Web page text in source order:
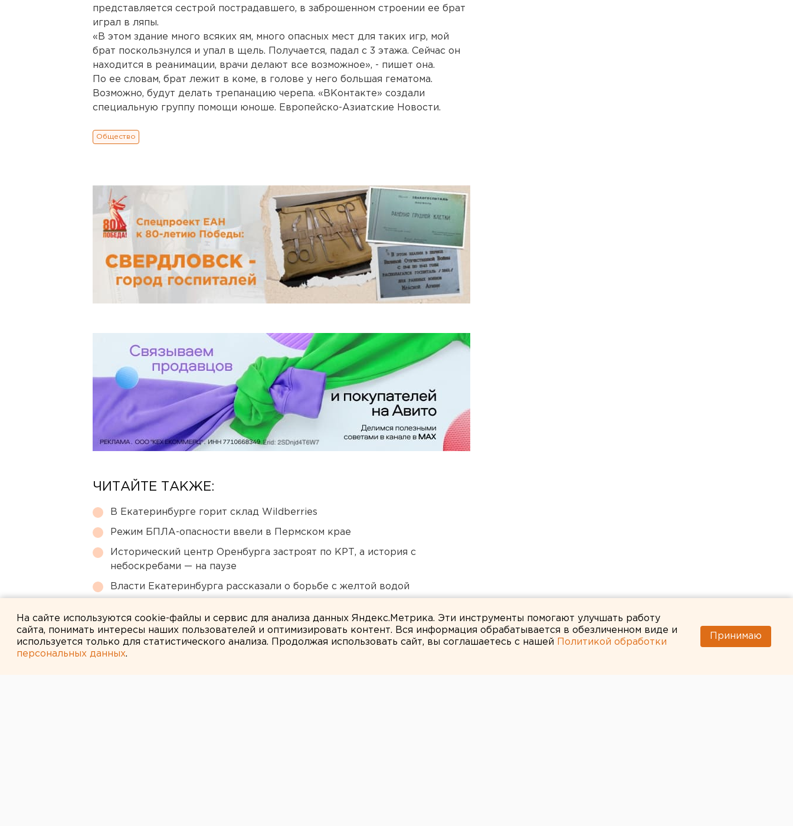
представляется сестрой пострадавшего, в заброшенном строении ее брат
играл в ляпы.
«В этом здание много всяких ям, много опасных мест для таких игр, мой
брат поскользнулся и упал в щель. Получается, падал с 3 этажа. Сейчас он
находится в реанимации, врачи делают все возможное», - пишет она.
По ее словам, брат лежит в коме, в голове у него большая гематома.
Возможно, будут делать трепанацию черепа. «ВКонтакте» создали
специальную группу помощи юноше. Европейско-Азиатские Новости.
Общество
ЧИТАЙТЕ ТАКЖЕ:
В Екатеринбурге горит склад Wildberries
Режим БПЛА-опасности ввели в Пермском крае
Исторический центр Оренбурга застроят по КРТ, а история с
небоскребами — на паузе
Власти Екатеринбурга рассказали о борьбе с желтой водой
На сайте используются cookie-файлы и сервис для анализа данных Яндекс.Метрика. Эти инструменты помогают улучшать работу
сайта, понимать интересы наших пользователей и оптимизировать контент. Вся информация обрабатывается в обезличенном виде и
используется только для статистического анализа. Продолжая использовать сайт, вы соглашаетесь с нашей
Политикой обработки
персональных данных.
Принимаю